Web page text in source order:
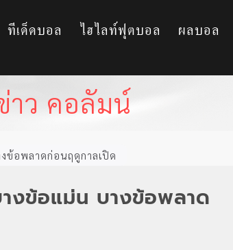
ทีเด็ดบอล ไฮไลท์ฟุตบอล ผลบอล
าว คอลัมน์
ข้อพลาดก่อนฤดูกาลเปิด
งข้อแม่น บางข้อพลาด